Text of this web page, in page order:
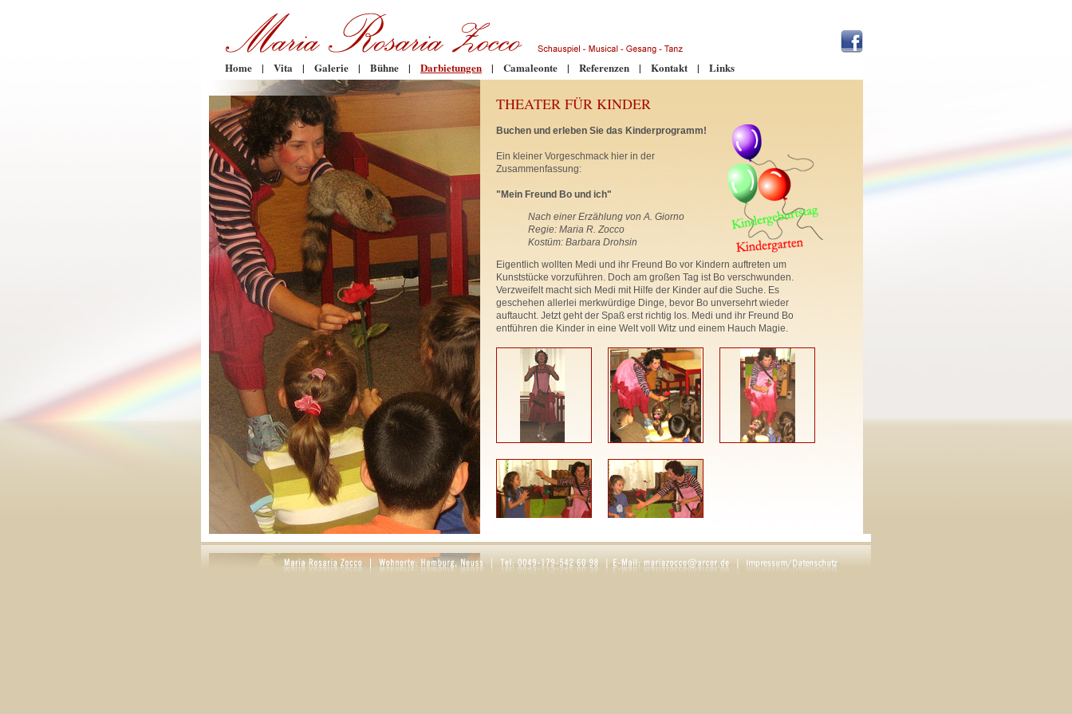
Home | Vita | Galerie | Bühne | Darbietungen | Camaleonte | Referenzen | Kontakt | Links
THEATER FÜR KINDER
Buchen und erleben Sie das Kinderprogramm!
Ein kleiner Vorgeschmack hier in der
Zusammenfassung:
"Mein Freund Bo und ich"
Nach einer Erzählung von A. Giorno
Regie: Maria R. Zocco
Kostüm: Barbara Drohsin
Eigentlich wollten Medi und ihr Freund Bo vor Kindern auftreten um
Kunststücke vorzuführen. Doch am großen Tag ist Bo verschwunden.
Verzweifelt macht sich Medi mit Hilfe der Kinder auf die Suche. Es
geschehen allerlei merkwürdige Dinge, bevor Bo unversehrt wieder
auftaucht. Jetzt geht der Spaß erst richtig los. Medi und ihr Freund Bo
entführen die Kinder in eine Welt voll Witz und einem Hauch Magie.